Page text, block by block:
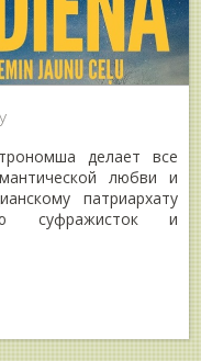
делает все
любви и
патриархату
суфражисток и